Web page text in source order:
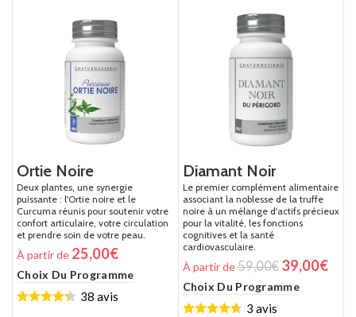
Ortie Noire
Deux plantes, une synergie
puissante : l'Ortie noire et le
Curcuma réunis pour soutenir votre
confort articulaire, votre circulation
et prendre soin de votre peau.
À partir de 25,00€
Choix Du Programme
38 avis
Diamant Noir
Le premier complément alimentaire
associant la noblesse de la truffe
noire à un mélange d'actifs précieux
pour la vitalité, les fonctions
cognitives et la santé
cardiovasculaire.
À partir de59,00€ 39,00€
Choix Du Programme
3 avis